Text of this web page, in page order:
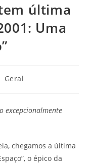
última
Uma
Geral
excepcionalmente
chegamos a última
o épico da